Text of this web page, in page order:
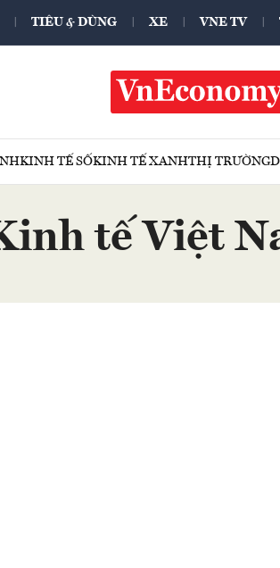
TIÊU & DÙNG XE VNE TV
KINH TẾ SỐKINH TẾ XANHTHỊ TRƯỜNG
tế Việt